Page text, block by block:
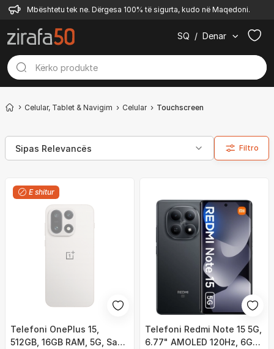
Mbështetu tek ne. Dërgesa 100% të sigurta, kudo në Maqedoni.
SQ / Denar
Celular, Tablet & Navigim Celular Touchscreen
Filtro
E shitur
Telefoni OnePlus 15,
512GB, 16GB RAM, 5G, Sand
Telefoni Redmi Note 15 5G,
6.77" AMOLED 120Hz, 6GB